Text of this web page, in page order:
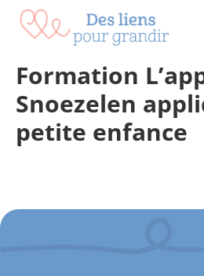
principal
Formation
Snoezelen
petite enfance